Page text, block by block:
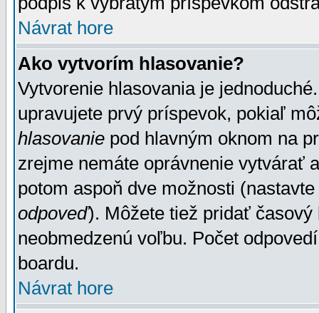
Návrat hore
Ako vytvorím hlasovanie?
Vytvorenie hlasovania je
upravujete prvý príspevok, pokiaľ
hlasovanie pod hlavným oknom na
zrejme nemáte oprávnenie vytvárať
potom aspoň dve možnosti
odpoveď). Môžete tiež pridať
neobmedzenú voľbu. Počet
boardu.
Návrat hore